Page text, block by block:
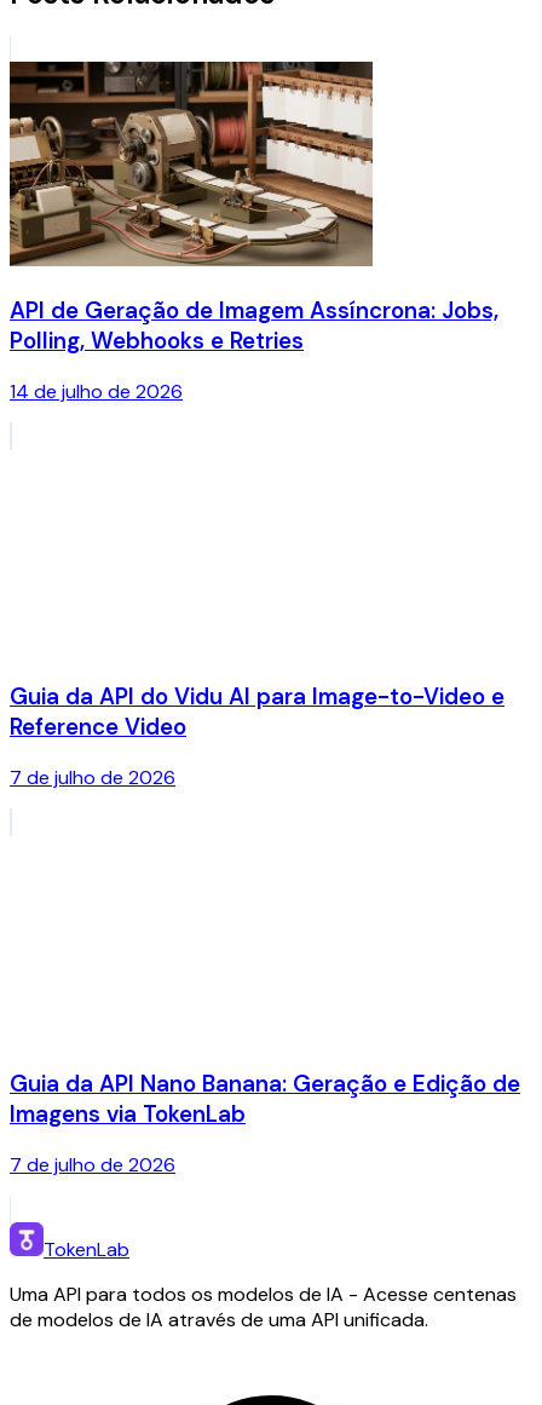
API de Geração de Imagem Assíncrona: Jobs,
Polling, Webhooks e Retries
14 de julho de 2026
Guia da API do Vidu AI para Image-to-Video e
Reference Video
7 de julho de 2026
Guia da API Nano Banana: Geração e Edição de
Imagens via TokenLab
7 de julho de 2026
TokenLab
Uma API para todos os modelos de IA - Acesse centenas
de modelos de IA através de uma API unificada.